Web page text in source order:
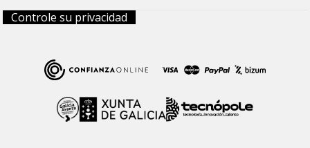
Controle su privacidad